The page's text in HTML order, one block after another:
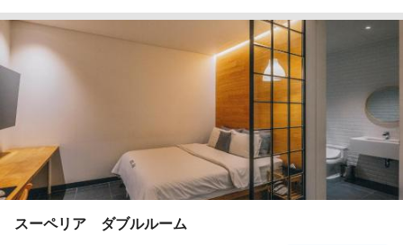
スーペリア ダブルルーム